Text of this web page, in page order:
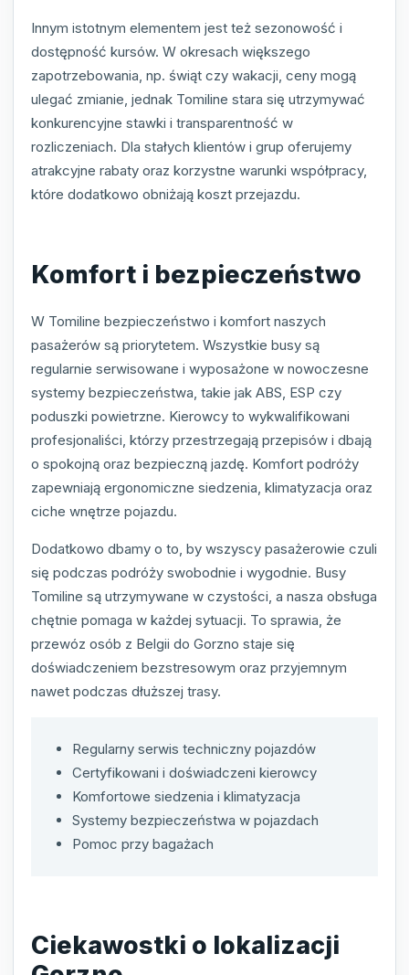
Innym istotnym elementem jest też sezonowość i
dostępność kursów. W okresach większego
zapotrzebowania, np. świąt czy wakacji, ceny mogą
ulegać zmianie, jednak Tomiline stara się utrzymywać
konkurencyjne stawki i transparentność w
rozliczeniach. Dla stałych klientów i grup oferujemy
atrakcyjne rabaty oraz korzystne warunki współpracy,
które dodatkowo obniżają koszt przejazdu.
Komfort i bezpieczeństwo
W Tomiline bezpieczeństwo i komfort naszych
pasażerów są priorytetem. Wszystkie busy są
regularnie serwisowane i wyposażone w nowoczesne
systemy bezpieczeństwa, takie jak ABS, ESP czy
poduszki powietrzne. Kierowcy to wykwalifikowani
profesjonaliści, którzy przestrzegają przepisów i dbają
o spokojną oraz bezpieczną jazdę. Komfort podróży
zapewniają ergonomiczne siedzenia, klimatyzacja oraz
ciche wnętrze pojazdu.
Dodatkowo dbamy o to, by wszyscy pasażerowie czuli
się podczas podróży swobodnie i wygodnie. Busy
Tomiline są utrzymywane w czystości, a nasza obsługa
chętnie pomaga w każdej sytuacji. To sprawia, że
przewóz osób z Belgii do Gorzno staje się
doświadczeniem bezstresowym oraz przyjemnym
nawet podczas dłuższej trasy.
Regularny serwis techniczny pojazdów
Certyfikowani i doświadczeni kierowcy
Komfortowe siedzenia i klimatyzacja
Systemy bezpieczeństwa w pojazdach
Pomoc przy bagażach
Ciekawostki o lokalizacji